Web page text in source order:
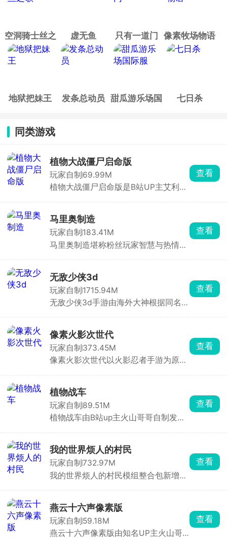
空洞骑士丝之
歌
虚无鱼 只有一道门 像素牧场物语
地狱把妹王 发条总动员
甜瓜游乐场国
七日杀
同类游戏
植物大战僵尸启命版
玩家自制69.99M
植物大战僵尸启命版是B站UP主艾利斯
日葵等特色植物与僵尸。游戏不仅保留
了抵御僵尸的核心玩法，更通过多样关
卡地图、新增的铲子与推车机制，极大
提升了策略性与操作性。推车可移动已
查看
马里奥制造
玩家自制 183.41M
马里奥制造堪称粉丝玩家智慧与热情的
精髓进行了高度还原，将经典玩法与元
素原汁原味地呈现出来，让老玩家瞬间
找回熟悉的感觉，重温那些令人热血沸
腾的冒险时刻。不仅如此，这款游戏还
入了新的活力，带来了更多未知的挑战
与惊喜。在这里，玩家不再只是单纯的
闯关者。借助游戏中丰富多样的素材和
便捷实用的工具，他们能够尽情发挥创
秘世界，还是难度爆表的极限挑战关
卡，都能在玩家的手中诞生，真正实现
打造专属马里奥世界的梦想。快来开启
这场创意无限的冒险之旅吧！
查看
无敌少侠3d
玩家自制1715.94M
无敌少侠3d手游由海外大神根据同名动
不同的地图场景内尽情施展自己的超能
力，挑战各种邪恶的敌人，自由开展战
斗，顺利完成各种不同的格斗任务，解
锁新的技能，不断强化自身。
查看
像素火影次世代
玩家自制373.45M
像素火影次世代以火影忍者手游为原
色，并灵活的搭配使用技能秘卷以及通
灵去攻打眼前的敌人，所有角色都是可
以随便选的，默认全部解锁，感受前所
未有的竞技乱斗。
查看
植物战车
玩家自制89.51M
植物战车由B站up主火山哥哥自制发
驶距离，然后尽可能快的往前冲，不要
被僵尸或者障碍物阻挠停留。期间产生
的大量金币或阳光都可以用于升级和购
买各种植物配件，使你的战车达成更高
查看
我的世界烦人的村民
玩家自制 732.97M
我的世界烦人的村民模组整合包新增了
作道具和武器，不过要小心这些烦人的
村民的捣蛋，村民无处不在，他们会在
你没有防备之下做坏事，想办法加入村
民的阵营，俘获他们，接收任务，一起
查看
燕云十六声像素版
玩家自制59.18M
燕云十六声像素版由知名UP主火山哥
查看